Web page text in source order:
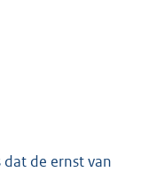
dat de ernst van